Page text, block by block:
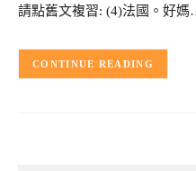
請點舊文複習: (4)法國。好
CONTINUE READING